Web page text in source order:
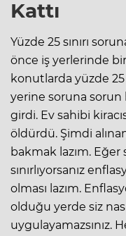
Kattı
Yüzde 25 sınırı
önce iş yerlerinde
konutlarda yüzde 25
yerine soruna sorun
girdi. Ev sahibi
öldürdü. Şimdi
bakmak lazım. Eğer
sınırlıyorsanız
olması lazım.
olduğu yerde siz
uygulayamazsınız.